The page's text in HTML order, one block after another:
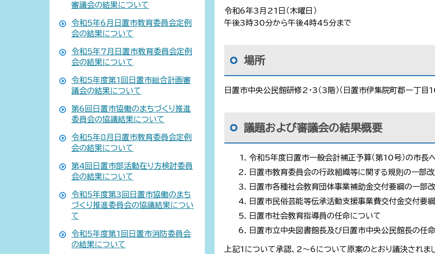
審議会の結果について
令和5年6月日置市教育委員会定例
会の結果について
令和5年7月日置市教育委員会定例
会の結果について
令和5年度第1回日置市総合計画審
議会の結果について
第6回日置市協働のまちづくり推進
委員会の協議結果について
令和5年8月日置市教育委員会定例
会の結果について
第4回日置市部活動在り方検討委員
会の結果について
令和5年度第3回日置市協働のまち
づくり推進委員会の協議結果につい
て
令和5年度第1回日置市消防委員会
の結果について
令和6年3月21日（木曜日）
午後3時30分から午後4時45分まで
場所
日置市中央公民館研修2・3（3階）（日置市伊集院町郡一丁目
議題および審議会の結果概要
令和5年度日置市一般会計補正予算（第10号）の市長
日置市教育委員会の行政組織等に関する規則の一部
日置市各種社会教育団体事業補助金交付要綱の一部
日置市民俗芸能等伝承活動支援事業費交付金交付要
日置市社会教育指導員の任命について
日置市立中央図書館長及び日置市中央公民館長の任
上記1について承認、2～6について原案のとおり議決されま